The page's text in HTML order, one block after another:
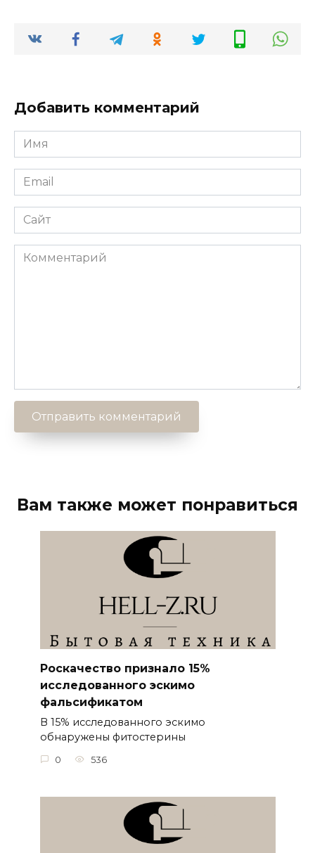
Добавить комментарий
Имя
*
Email
*
Сайт
Комментарий
Вам также может понравиться
Роскачество признало 15%
исследованного эскимо
фальсификатом
В 15% исследованного эскимо
обнаружены фитостерины
0 536